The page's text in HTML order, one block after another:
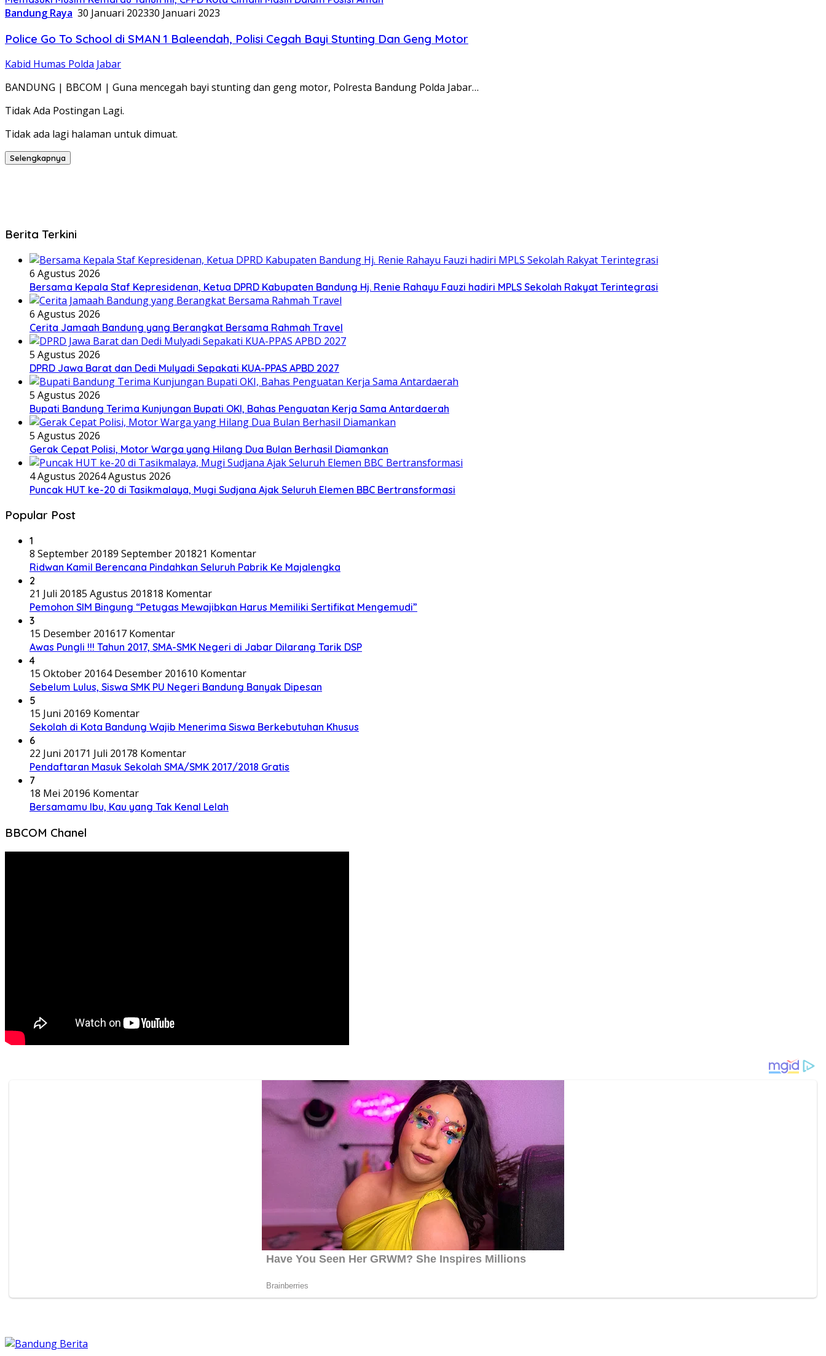
Bandung Raya 30 Januari 202330 Januari 2023
Police Go To School di SMAN 1 Baleendah, Polisi Cegah Bayi Stunting Dan Geng Motor
Kabid Humas Polda Jabar
BANDUNG | BBCOM | Guna mencegah bayi stunting dan geng motor, Polresta Bandung Polda Jabar…
Tidak Ada Postingan Lagi.
Tidak ada lagi halaman untuk dimuat.
Selengkapnya
Berita Terkini
6 Agustus 2026
Bersama Kepala Staf Kepresidenan, Ketua DPRD Kabupaten Bandung Hj. Renie Rahayu Fauzi hadiri MPLS Sekolah Rakyat Terintegrasi
6 Agustus 2026
Cerita Jamaah Bandung yang Berangkat Bersama Rahmah Travel
5 Agustus 2026
DPRD Jawa Barat dan Dedi Mulyadi Sepakati KUA-PPAS APBD 2027
5 Agustus 2026
Bupati Bandung Terima Kunjungan Bupati OKI, Bahas Penguatan Kerja Sama Antardaerah
5 Agustus 2026
Gerak Cepat Polisi, Motor Warga yang Hilang Dua Bulan Berhasil Diamankan
4 Agustus 20264 Agustus 2026
Puncak HUT ke-20 di Tasikmalaya, Mugi Sudjana Ajak Seluruh Elemen BBC Bertransformasi
Popular Post
1
8 September 20189 September 201821 Komentar
Ridwan Kamil Berencana Pindahkan Seluruh Pabrik Ke Majalengka
2
21 Juli 20185 Agustus 201818 Komentar
Pemohon SIM Bingung “Petugas Mewajibkan Harus Memiliki Sertifikat Mengemudi”
3
15 Desember 201617 Komentar
Awas Pungli !!! Tahun 2017, SMA-SMK Negeri di Jabar Dilarang Tarik DSP
4
15 Oktober 20164 Desember 201610 Komentar
Sebelum Lulus, Siswa SMK PU Negeri Bandung Banyak Dipesan
5
15 Juni 20169 Komentar
Sekolah di Kota Bandung Wajib Menerima Siswa Berkebutuhan Khusus
6
22 Juni 20171 Juli 20178 Komentar
Pendaftaran Masuk Sekolah SMA/SMK 2017/2018 Gratis
7
18 Mei 20196 Komentar
Bersamamu Ibu, Kau yang Tak Kenal Lelah
BBCOM Chanel